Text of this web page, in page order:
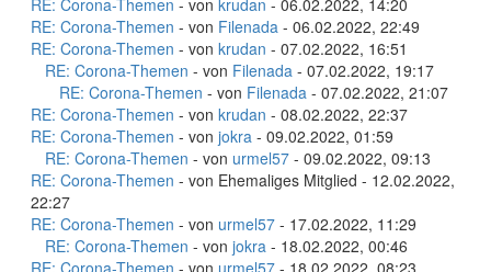
RE: Corona-Themen - von krudan - 06.02.2022, 14:20
RE: Corona-Themen - von Filenada - 06.02.2022, 22:49
RE: Corona-Themen - von krudan - 07.02.2022, 16:51
RE: Corona-Themen - von Filenada - 07.02.2022, 19:17
RE: Corona-Themen - von Filenada - 07.02.2022, 21:07
RE: Corona-Themen - von krudan - 08.02.2022, 22:37
RE: Corona-Themen - von jokra - 09.02.2022, 01:59
RE: Corona-Themen - von urmel57 - 09.02.2022, 09:13
RE: Corona-Themen - von Ehemaliges Mitglied - 12.02.2022,
22:27
RE: Corona-Themen - von urmel57 - 17.02.2022, 11:29
RE: Corona-Themen - von jokra - 18.02.2022, 00:46